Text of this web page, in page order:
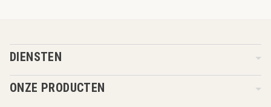
DIENSTEN
ONZE PRODUCTEN